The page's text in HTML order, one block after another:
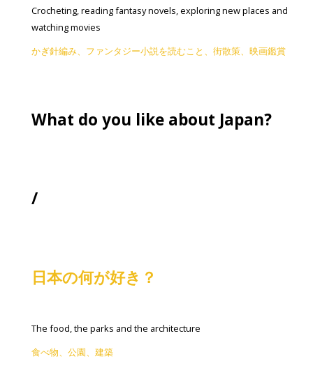
Crocheting, reading fantasy novels, exploring new places and
watching movies
かぎ針編み、ファンタジー小説を読むこと、街散策、映画鑑賞
What do you like about Japan?
/
日本の何が好き？
The food, the parks and the architecture
食べ物、公園、建築